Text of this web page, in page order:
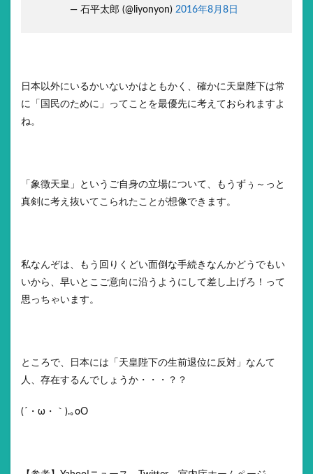
— 石平太郎 (@liyonyon) 2016年8月8日
日本以外にいるかいないかはともかく、確かに天皇陛下は常
に「国民のために」ってことを最優先に考えておられますよ
ね。
「象徴天皇」というご自身の立場について、もうずぅ～っと
真剣に考え抜いてこられたことが想像できます。
私なんぞは、もう回りくどい面倒な手続きなんかどうでもい
いから、早いとこご意向に沿うようにして差し上げろ！って
思っちゃいます。
ところで、日本には「天皇陛下の生前退位に反対」なんて
人、存在するんでしょうか・・・？？
(´・ω・｀).｡oO